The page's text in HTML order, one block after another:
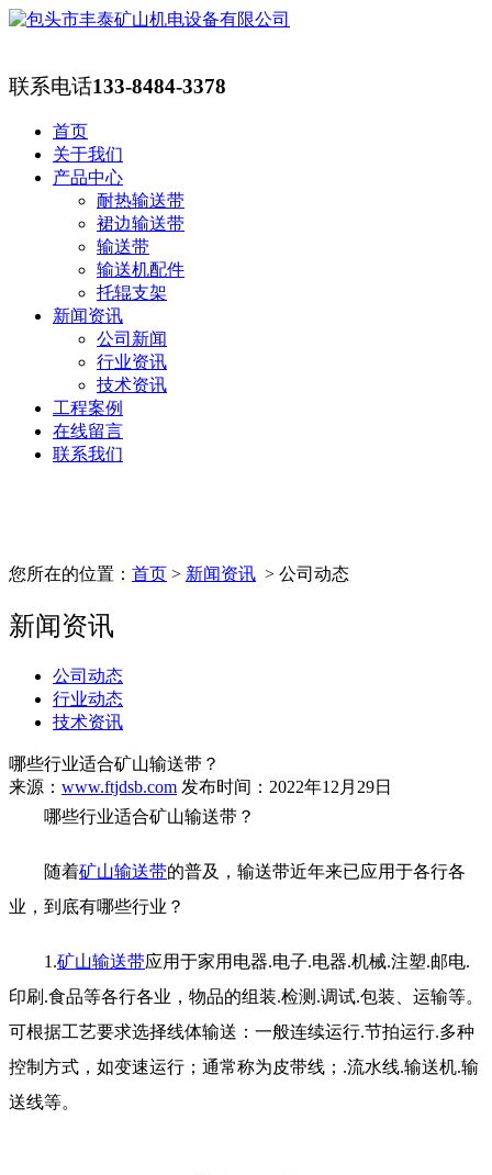
联系电话133-8484-3378
首页
关于我们
产品中心
耐热输送带
裙边输送带
输送带
输送机配件
托辊支架
新闻资讯
公司新闻
行业资讯
技术资讯
工程案例
在线留言
联系我们
您所在的位置： 首页 > 新闻资讯 > 公司动态
新闻资讯
公司动态
行业动态
技术资讯
哪些行业适合矿山输送带？
来源： www.ftjdsb.com 发布时间：2022年12月29日
哪些行业适合矿山输送带？
随着矿山输送带的普及，输送带近年来已应用于各行各
业，到底有哪些行业？
1.矿山输送带应用于家用电器.电子.电器.机械.注塑.邮电.
印刷.食品等各行各业，物品的组装.检测.调试.包装、运输等。
可根据工艺要求选择线体输送：一般连续运行.节拍运行.多种
控制方式，如变速运行；通常称为皮带线；.流水线.输送机.输
送线等。